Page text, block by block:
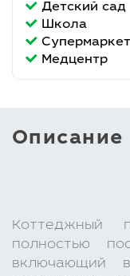
Детский сад
Школа
Супермаркет
Медцентр
Описание
Коттеджный
полностью
включающий